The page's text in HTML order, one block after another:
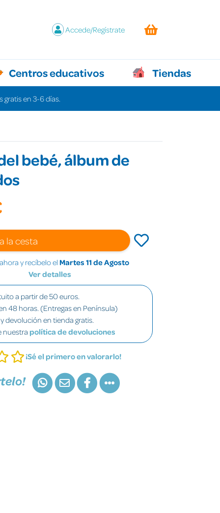
Accede/Regístrate
Centros educativos Tiendas
gratis en 3-6 días.
bebé, álbum de
la cesta
y recíbelo el Martes 11 de Agosto
Ver detalles
a partir de 50 euros.
48 horas. (Entregas en Península)
devolución en tienda gratis.
nuestra política de devoluciones
¡Sé el primero en valorarlo!